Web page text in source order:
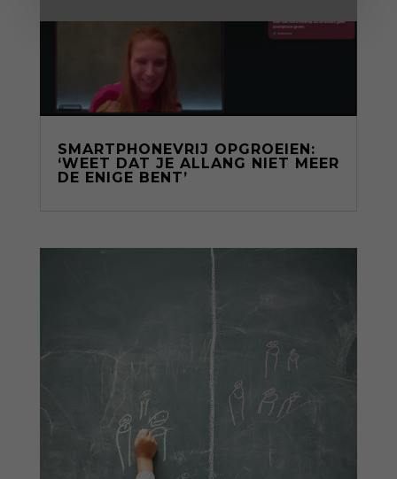
SMARTPHONEVRIJ OPGROEIEN:
‘WEET DAT JE ALLANG NIET MEER
DE ENIGE BENT’